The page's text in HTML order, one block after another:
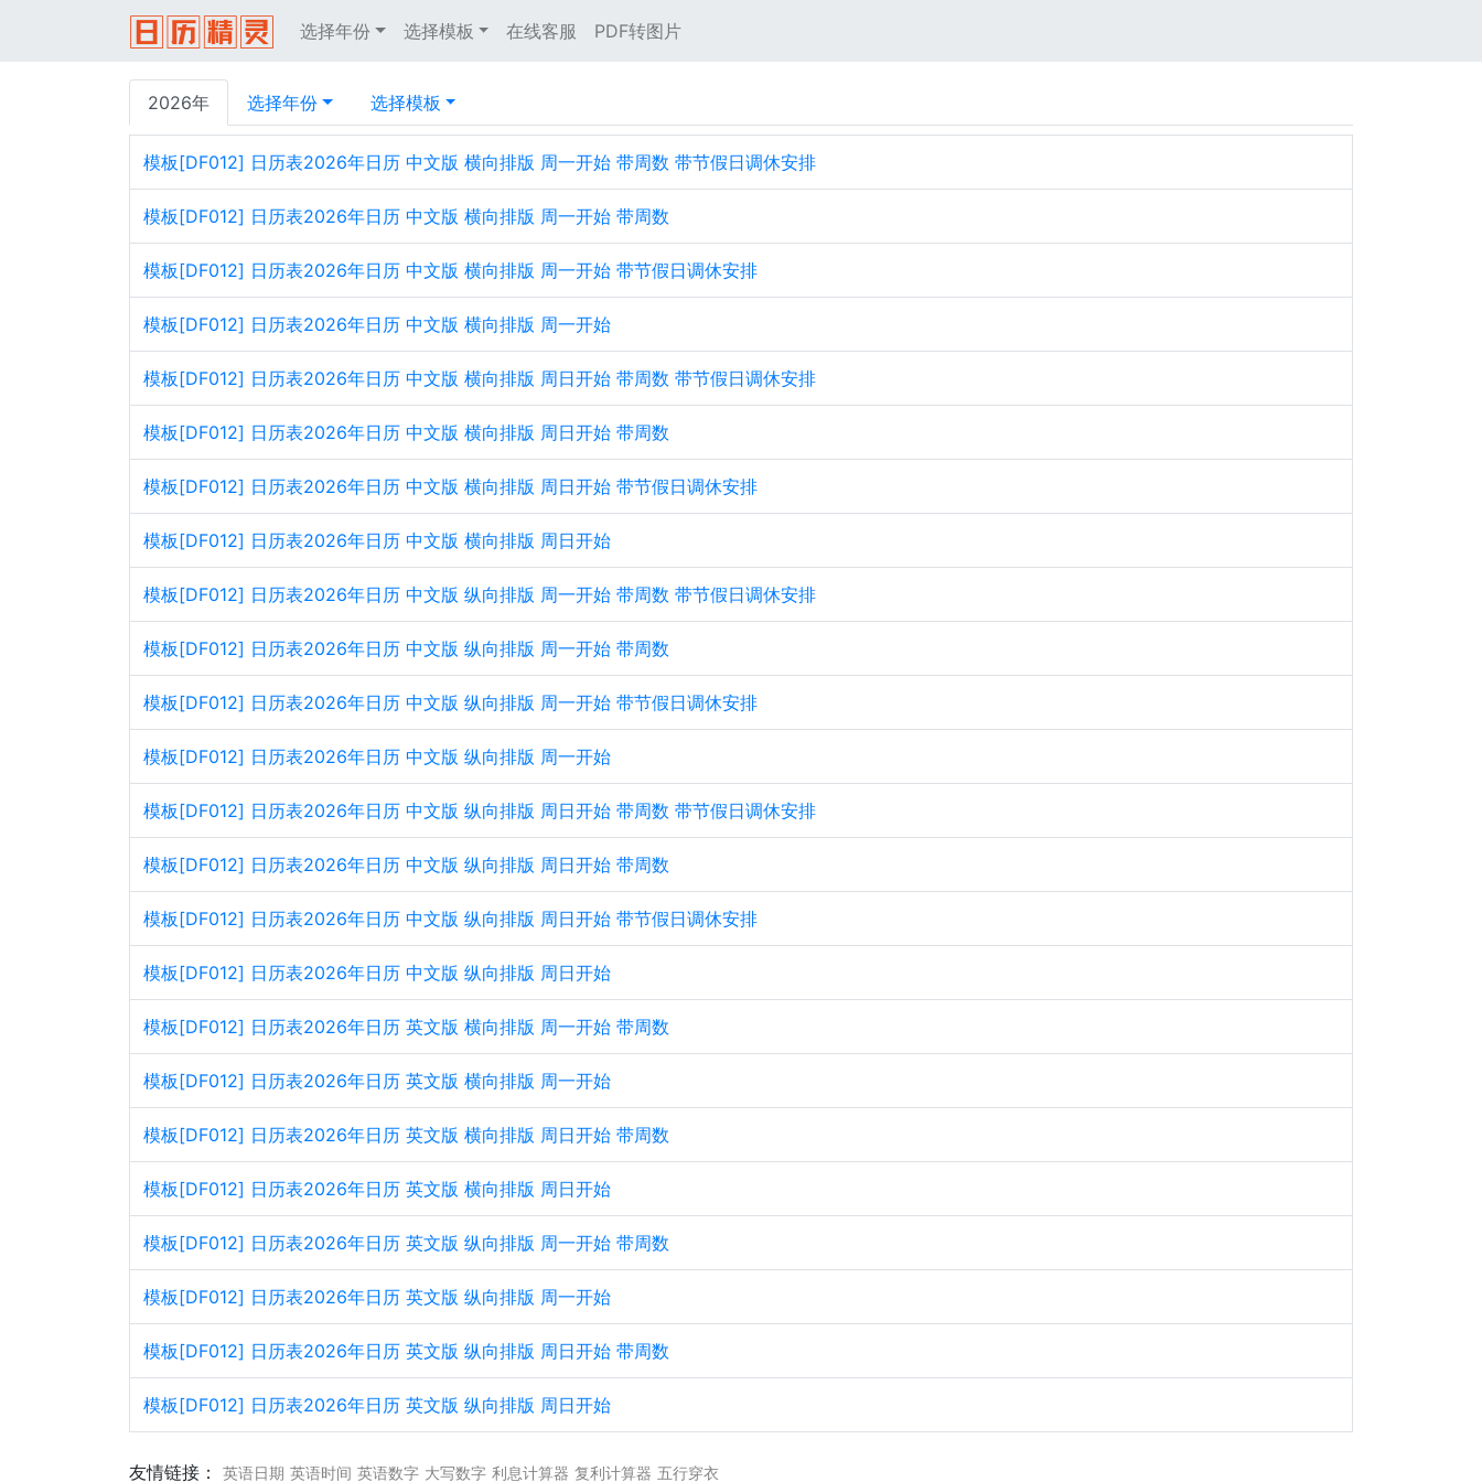
选择年份 选择模板 在线客服 PDF转图片
2026年 选择年份 选择模板
模板[DF012] 日历表2026年日历 中文版 横向排版 周一开始 带周数 带节假日调休安排
模板[DF012] 日历表2026年日历 中文版 横向排版 周一开始 带周数
模板[DF012] 日历表2026年日历 中文版 横向排版 周一开始 带节假日调休安排
模板[DF012] 日历表2026年日历 中文版 横向排版 周一开始
模板[DF012] 日历表2026年日历 中文版 横向排版 周日开始 带周数 带节假日调休安排
模板[DF012] 日历表2026年日历 中文版 横向排版 周日开始 带周数
模板[DF012] 日历表2026年日历 中文版 横向排版 周日开始 带节假日调休安排
模板[DF012] 日历表2026年日历 中文版 横向排版 周日开始
模板[DF012] 日历表2026年日历 中文版 纵向排版 周一开始 带周数 带节假日调休安排
模板[DF012] 日历表2026年日历 中文版 纵向排版 周一开始 带周数
模板[DF012] 日历表2026年日历 中文版 纵向排版 周一开始 带节假日调休安排
模板[DF012] 日历表2026年日历 中文版 纵向排版 周一开始
模板[DF012] 日历表2026年日历 中文版 纵向排版 周日开始 带周数 带节假日调休安排
模板[DF012] 日历表2026年日历 中文版 纵向排版 周日开始 带周数
模板[DF012] 日历表2026年日历 中文版 纵向排版 周日开始 带节假日调休安排
模板[DF012] 日历表2026年日历 中文版 纵向排版 周日开始
模板[DF012] 日历表2026年日历 英文版 横向排版 周一开始 带周数
模板[DF012] 日历表2026年日历 英文版 横向排版 周一开始
模板[DF012] 日历表2026年日历 英文版 横向排版 周日开始 带周数
模板[DF012] 日历表2026年日历 英文版 横向排版 周日开始
模板[DF012] 日历表2026年日历 英文版 纵向排版 周一开始 带周数
模板[DF012] 日历表2026年日历 英文版 纵向排版 周一开始
模板[DF012] 日历表2026年日历 英文版 纵向排版 周日开始 带周数
模板[DF012] 日历表2026年日历 英文版 纵向排版 周日开始
友情链接： 英语日期 英语时间 英语数字 大写数字 利息计算器 复利计算器 五行穿衣